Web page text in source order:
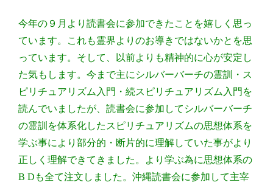
今年の９月より読書会に参加できたことを嬉しく思っ
ています。これも霊界よりのお導きではないかとを思
っています。そして、以前よりも精神的に心が安定し
た気もします。今まで主にシルバーバーチの霊訓・ス
ピリチュアリズム入門・続スピリチュアリズム入門を
読んでいましたが、読書会に参加してシルバーバーチ
の霊訓を体系化したスピリチュアリズムの思想体系を
学ぶ事により部分的・断片的に理解していた事がより
正しく理解できてきました。より学ぶ為に思想体系の
B Dも全て注文しました。沖縄読書会に参加して主宰